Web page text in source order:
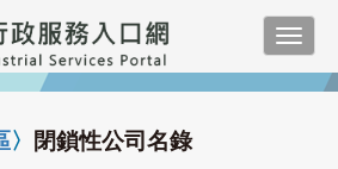
〉 閉鎖性公司名錄